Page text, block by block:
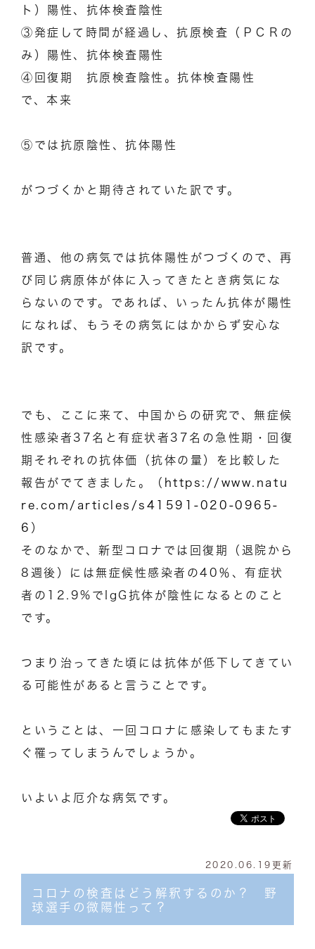
ト）陽性、抗体検査陰性
③発症して時間が経過し、抗原検査（ＰＣＲの
み）陽性、抗体検査陽性
④回復期 抗原検査陰性。抗体検査陽性
で、本来
⑤では抗原陰性、抗体陽性
がつづくかと期待されていた訳です。
普通、他の病気では抗体陽性がつづくので、再
び同じ病原体が体に入ってきたとき病気にな
らないのです。であれば、いったん抗体が陽性
になれば、もうその病気にはかからず安心な
訳です。
でも、ここに来て、中国からの研究で、無症候
性感染者37名と有症状者37名の急性期・回復
期それぞれの抗体価（抗体の量）を比較した
報告がでてきました。（ https://www.natu
re.com/articles/s41591-020-0965-
6 ）
そのなかで、新型コロナでは回復期（退院から
8週後）には無症候性感染者の40％、有症状
者の12.9%でIgG抗体が陰性になるとのこと
です。
つまり治ってきた頃には抗体が低下してきてい
る可能性があると言うことです。
ということは、一回コロナに感染してもまたす
ぐ罹ってしまうんでしょうか。
いよいよ厄介な病気です。
2020.06.19更新
コロナの検査はどう解釈するのか？ 野
球選手の微陽性って？